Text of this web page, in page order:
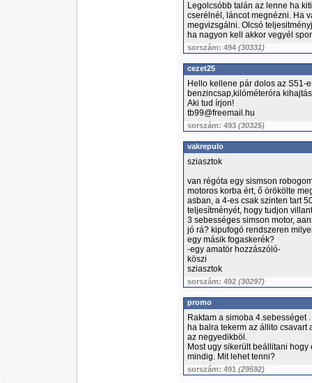
Legolcsóbb talán az lenne ha
cserélnél, láncot megnézni. Ha
megvizsgálni. Olcsó
ha nagyon kell akkor vegyél
sorszám: 494 (30331)
cezet25
Hello kellene pár dolos az S51-
benzincsap,kilóméteróra
Aki tud írjon!
tb99@freemail.hu
sorszám: 493 (30325)
vakrepulo
sziasztok
van régóta egy sismson
motoros korba ért, ő örökölte
asban, a 4-es csak szinten tart
teljesítményét, hogy tudjon
3 sebességes simson motor,
jó rá? kipufogó rendszeren
egy másik fogaskerék?
-egy amatör hozzászóló-
köszi
sziasztok
sorszám: 492 (30297)
promo
Raktam a simoba 4.sebességet
ha balra tekerm az állito
az negyedikböl.
Most ugy sikerült beállitani
mindig. Mit lehet tenni?
sorszám: 491 (29592)